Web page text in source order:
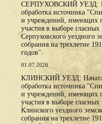
СЕРПУХОВСКИЙ УЕЗД:
обработка источника
и учреждений, имеющих
участия в выборе гласных
Серпуховского уездного
собрания на трехлетие
годов".
01.07.2026
КЛИНСКИЙ УЕЗД:
обработка источника
и учреждений, имеющих
участия в выборе гласных
Клинского уездного
собрания на трехлетие